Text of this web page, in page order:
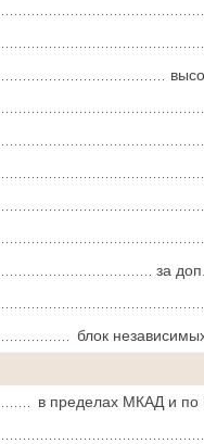
за
блок
в пределах МКАД и по